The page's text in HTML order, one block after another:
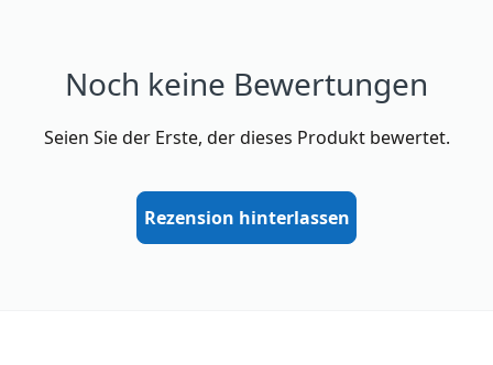
Noch keine Bewertungen
Seien Sie der Erste, der dieses Produkt bewertet.
Rezension hinterlassen